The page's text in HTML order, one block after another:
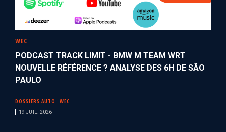
WEC
PODCAST TRACK LIMIT - BMW M TEAM WRT
NOUVELLE RÉFÉRENCE ? ANALYSE DES 6H DE SÃO
PAULO
DOSSIERS AUTO WEC
19 JUIL. 2026